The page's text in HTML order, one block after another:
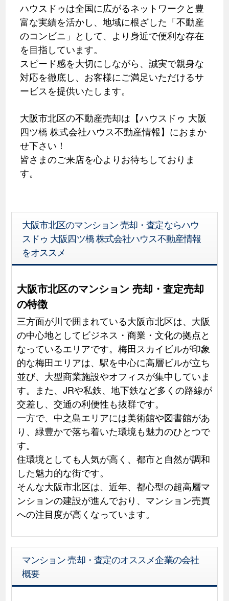
ハウスドゥは全国に広がるネットワークと豊
富な実績を活かし、地域に根ざした「不動産
のコンビニ」として、より身近で便利な存在
を目指しています。
スピード感を大切にしながら、誠実で親身な
対応を徹底し、お客様にご満足いただけるサ
ービスを提供いたします。
大阪市北区の不動産売却は【ハウスドゥ 大阪
四ツ橋 株式会社ハウス不動産情報】におまか
せ下さい！
皆さまのご来店を心よりお待ちしておりま
す。
大阪市北区のマンション 売却・査定ならハウ
スドゥ 大阪四ツ橋 株式会社ハウス不動産情報
をオススメ
大阪市北区のマンション 売却・査定売却
の特徴
三方面が川で囲まれている大阪市北区は、大阪
の中心地としてビジネス・商業・文化の拠点と
なっているエリアです。梅田スカイビルが印象
的な梅田エリアは、駅を中心に高層ビルが立ち
並び、大型商業施設やオフィスが集中していま
す。また、JRや私鉄、地下鉄など多くの路線が
交差し、交通の利便性も抜群です。
一方で、中之島エリアには美術館や図書館があ
り、緑豊かで落ち着いた環境も魅力のひとつで
す。
住環境としても人気が高く、都市と自然が調和
した魅力的な街です。
そんな大阪市北区は、近年、都心型の超高層マ
ンションの建設が進んでおり、マンション売買
への注目度が高くなっています。
マンション 売却・査定のオススメ企業の会社
概要